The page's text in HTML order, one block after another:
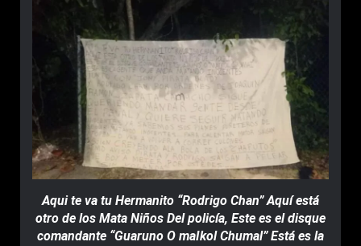
Aqui te va tu Hermanito “Rodrigo Chan” Aquí está
otro de los Mata Niños Del policía, Este es el disque
comandante “Guaruno O maIkol Chumal” Está es la